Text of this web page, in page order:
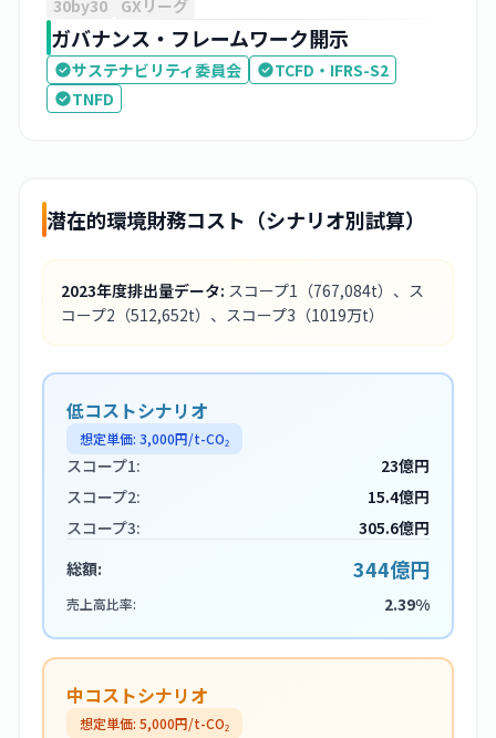
30by30 GXリーグ
ガバナンス・フレームワーク開示
サステナビリティ委員会
TCFD・IFRS-S2
TNFD
潜在的環境財務コスト（シナリオ別試算）
2023年度排出量データ: スコープ1 （767,084t） 、ス
コープ2 （512,652t） 、スコープ3 （1019万t）
低コストシナリオ
想定単価: 3,000円/t-CO₂
スコープ1:
23億円
スコープ2:
15.4億円
スコープ3:
305.6億円
総額:
344億円
売上高比率: 2.39%
中コストシナリオ
想定単価: 5,000円/t-CO₂